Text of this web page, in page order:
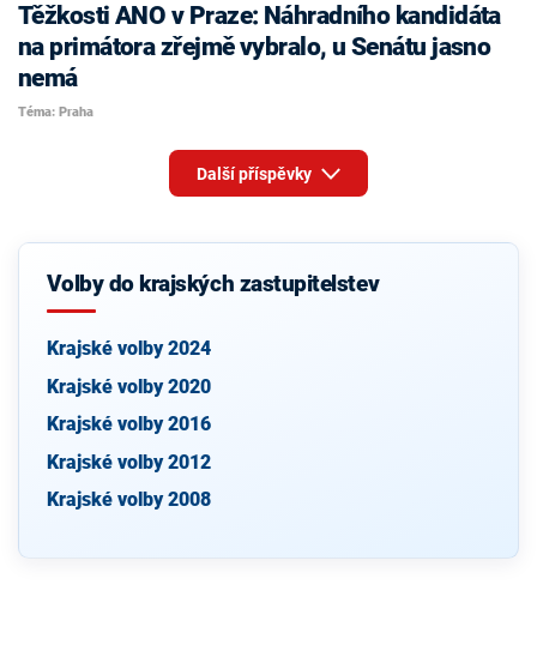
Těžkosti ANO v Praze: Náhradního kandidáta
na primátora zřejmě vybralo, u Senátu jasno
nemá
Téma: Praha
Další příspěvky
Volby do krajských zastupitelstev
Krajské volby 2024
Krajské volby 2020
Krajské volby 2016
Krajské volby 2012
Krajské volby 2008